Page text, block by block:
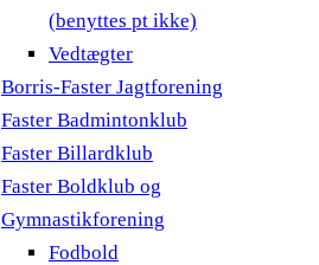
(benyttes pt ikke)
Vedtægter
Borris-Faster Jagtforening
Faster Badmintonklub
Faster Billardklub
Faster Boldklub og
Gymnastikforening
Fodbold